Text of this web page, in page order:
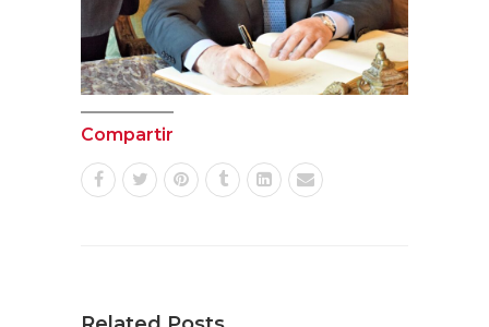
Compartir